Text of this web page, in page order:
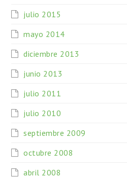
julio 2015
mayo 2014
diciembre 2013
junio 2013
julio 2011
julio 2010
septiembre 2009
octubre 2008
abril 2008